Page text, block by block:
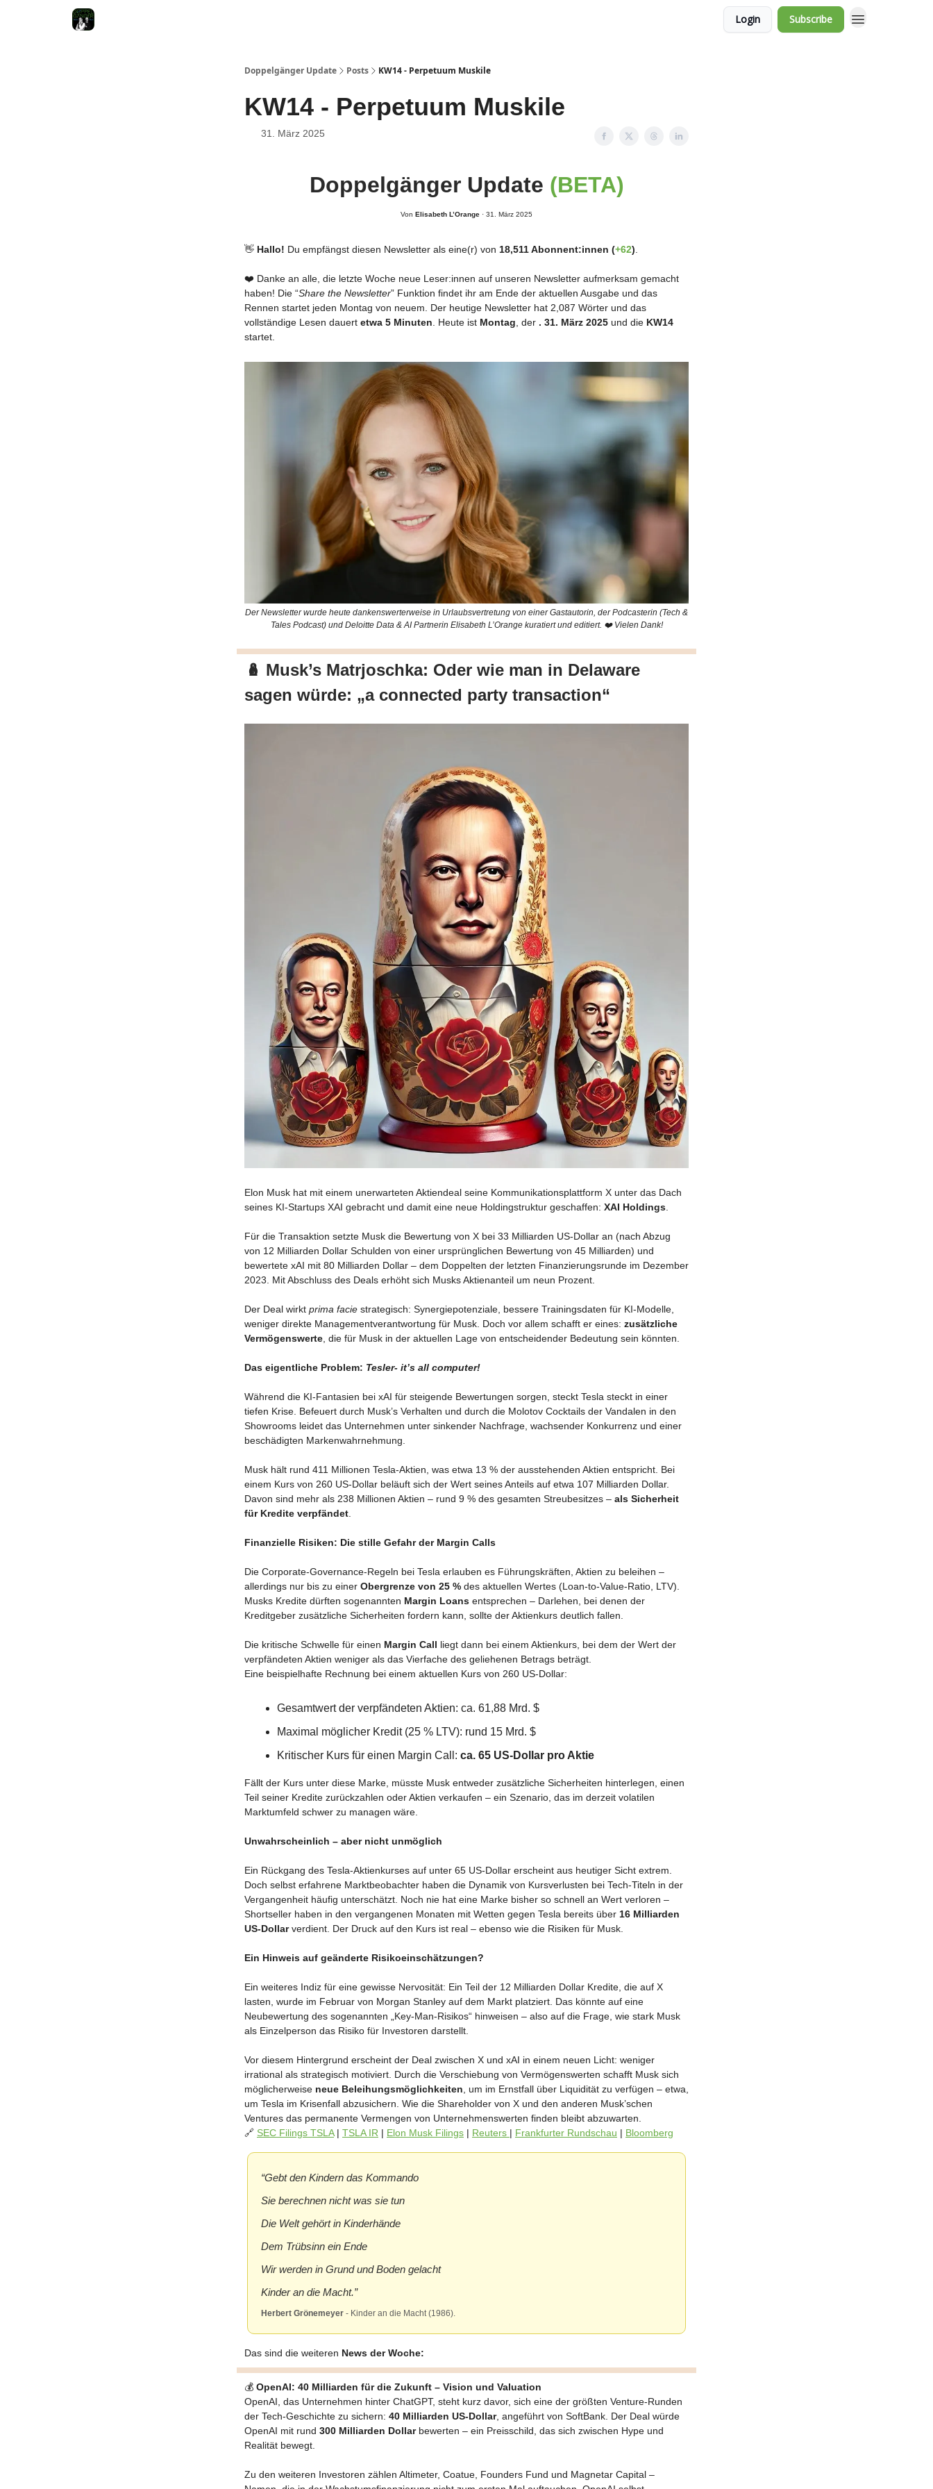
Login Subscribe
Doppelgänger Update Posts KW14 - Perpetuum Muskile
KW14 - Perpetuum Muskile
31. März 2025
Doppelgänger Update (BETA)
Von Elisabeth L’Orange · 31. März 2025
👋 Hallo! Du empfängst diesen Newsletter als eine(r) von 18,511 Abonnent:innen (+62)
❤️ Danke an alle, die letzte Woche neue Leser:innen auf unseren Newsletter aufmerksam gemacht
haben! Die “Share the Newsletter” Funktion findet ihr am Ende der aktuellen Ausgabe und das
Rennen startet jeden Montag von neuem. Der heutige Newsletter hat 2,087 Wörter und das
vollständige Lesen dauert etwa 5 Minuten . Heute ist Montag , der . 31. März 2025 und die KW14
startet.
Der Newsletter wurde heute dankenswerterweise in Urlaubsvertretung von einer Gastautorin, der Podcasterin (Tech &
Tales Podcast) und Deloitte Data & AI Partnerin Elisabeth L’Orange kuratiert und editiert. ❤️ Vielen Dank!
🪆 Musk’s Matrjoschka: Oder wie man in Delaware
sagen würde: „a connected party transaction“
Elon Musk hat mit einem unerwarteten Aktiendeal seine Kommunikationsplattform X unter das Dach
seines KI-Startups XAI gebracht und damit eine neue Holdingstruktur geschaffen: XAI Holdings
Für die Transaktion setzte Musk die Bewertung von X bei 33 Milliarden US-Dollar an (nach Abzug
von 12 Milliarden Dollar Schulden von einer ursprünglichen Bewertung von 45 Milliarden) und
bewertete xAI mit 80 Milliarden Dollar – dem Doppelten der letzten Finanzierungsrunde im Dezember
2023. Mit Abschluss des Deals erhöht sich Musks Aktienanteil um neun Prozent.
Der Deal wirkt prima facie strategisch: Synergiepotenziale, bessere Trainingsdaten für KI-Modelle,
weniger direkte Managementverantwortung für Musk. Doch vor allem schafft er eines: zusätzliche
Vermögenswerte , die für Musk in der aktuellen Lage von entscheidender Bedeutung sein könnten.
Das eigentliche Problem: Tesler- it’s all computer!
Während die KI-Fantasien bei xAI für steigende Bewertungen sorgen, steckt Tesla steckt in einer
tiefen Krise. Befeuert durch Musk’s Verhalten und durch die Molotov Cocktails der Vandalen in den
Showrooms leidet das Unternehmen unter sinkender Nachfrage, wachsender Konkurrenz und einer
beschädigten Markenwahrnehmung.
Musk hält rund 411 Millionen Tesla-Aktien, was etwa 13 % der ausstehenden Aktien entspricht. Bei
einem Kurs von 260 US-Dollar beläuft sich der Wert seines Anteils auf etwa 107 Milliarden Dollar.
Davon sind mehr als 238 Millionen Aktien – rund 9 % des gesamten Streubesitzes – als Sicherheit
für Kredite verpfändet
Finanzielle Risiken: Die stille Gefahr der Margin Calls
Die Corporate-Governance-Regeln bei Tesla erlauben es Führungskräften, Aktien zu beleihen –
allerdings nur bis zu einer Obergrenze von 25 % des aktuellen Wertes (Loan-to-Value-Ratio, LTV).
Musks Kredite dürften sogenannten Margin Loans entsprechen – Darlehen, bei denen der
Kreditgeber zusätzliche Sicherheiten fordern kann, sollte der Aktienkurs deutlich fallen.
Die kritische Schwelle für einen Margin Call liegt dann bei einem Aktienkurs, bei dem der Wert der
verpfändeten Aktien weniger als das Vierfache des geliehenen Betrags beträgt.
Eine beispielhafte Rechnung bei einem aktuellen Kurs von 260 US-Dollar:
Gesamtwert der verpfändeten Aktien: ca. 61,88 Mrd. $
Maximal möglicher Kredit (25 % LTV): rund 15 Mrd. $
Kritischer Kurs für einen Margin Call: ca. 65 US-Dollar pro Aktie
Fällt der Kurs unter diese Marke, müsste Musk entweder zusätzliche Sicherheiten hinterlegen, einen
Teil seiner Kredite zurückzahlen oder Aktien verkaufen – ein Szenario, das im derzeit volatilen
Marktumfeld schwer zu managen wäre.
Unwahrscheinlich – aber nicht unmöglich
Ein Rückgang des Tesla-Aktienkurses auf unter 65 US-Dollar erscheint aus heutiger Sicht extrem.
Doch selbst erfahrene Marktbeobachter haben die Dynamik von Kursverlusten bei Tech-Titeln in der
Vergangenheit häufig unterschätzt. Noch nie hat eine Marke bisher so schnell an Wert verloren –
Shortseller haben in den vergangenen Monaten mit Wetten gegen Tesla bereits über 16 Milliarden
US-Dollarverdient. Der Druck auf den Kurs ist real – ebenso wie die Risiken für Musk.
Ein Hinweis auf geänderte Risikoeinschätzungen?
Ein weiteres Indiz für eine gewisse Nervosität: Ein Teil der 12 Milliarden Dollar Kredite, die auf X
lasten, wurde im Februar von Morgan Stanley auf dem Markt platziert. Das könnte auf eine
Neubewertung des sogenannten „Key-Man-Risikos“ hinweisen – also auf die Frage, wie stark Musk
als Einzelperson das Risiko für Investoren darstellt.
Vor diesem Hintergrund erscheint der Deal zwischen X und xAI in einem neuen Licht: weniger
irrational als strategisch motiviert. Durch die Verschiebung von Vermögenswerten schafft Musk sich
möglicherweise neue Beleihungsmöglichkeiten , um im Ernstfall über Liquidität zu verfügen – etwa,
um Tesla im Krisenfall abzusichern. Wie die Shareholder von X und den anderen Musk’schen
Ventures das permanente Vermengen von Unternehmenswerten finden bleibt abzuwarten.
🔗 SEC Filings TSLA| TSLA IR | Elon Musk Filings | Reuters | Frankfurter Rundschau | Bloomberg
“Gebt den Kindern das Kommando
Sie berechnen nicht was sie tun
Die Welt gehört in Kinderhände
Dem Trübsinn ein Ende
Wir werden in Grund und Boden gelacht
Kinder an die Macht.”
Herbert Grönemeyer - Kinder an die Macht (1986).
Das sind die weiteren News der Woche:
💰 OpenAI: 40 Milliarden für die Zukunft – Vision und Valuation
OpenAI, das Unternehmen hinter ChatGPT, steht kurz davor, sich eine der größten Venture-Runden
der Tech-Geschichte zu sichern: 40 Milliarden US-Dollar, angeführt von SoftBank. Der Deal würde
OpenAI mit rund 300 Milliarden Dollarbewerten – ein Preisschild, das sich zwischen Hype und
Realität bewegt.
Zu den weiteren Investoren zählen Altimeter, Coatue, Founders Fund und Magnetar Capital –